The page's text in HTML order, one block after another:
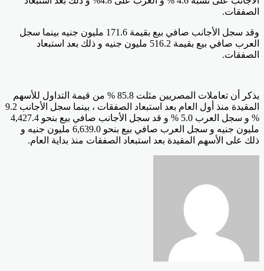
الصفقات.
وقد سجل الأجانب صافي بيع بقيمة 171.6 مليون جنيه بينما سجل
العرب صافي بيع بقيمة 516.2 مليون جنيه و ذلك بعد استبعاد
الصفقات.
يذكر أن تعاملات المصريين مثلت 85.8 % من قيمة التداول للأسهم
المقيدة منذ أول العام بعد استبعاد الصفقات ، بينما سجل الأجانب 9.2
% و سجل العرب 5.0 % و قد سجل الأجانب صافي بيع بنحو 4,427.4
مليون جنيه و سجل العرب صافي بيع بنحو 6,639.0 مليون جنيه و
ذلك على الأسهم المقيدة بعد استبعاد الصفقات منذ بداية العام.